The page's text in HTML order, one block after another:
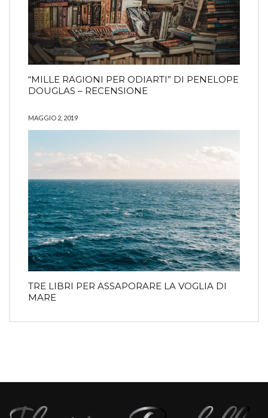
“MILLE RAGIONI PER ODIARTI” DI PENELOPE
DOUGLAS – RECENSIONE
MAGGIO 2, 2019
TRE LIBRI PER ASSAPORARE LA VOGLIA DI
MARE